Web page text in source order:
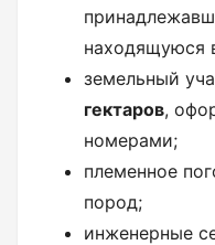
находящуюся
земельный
гектаров,
номерами;
племенное
пород;
инженерные